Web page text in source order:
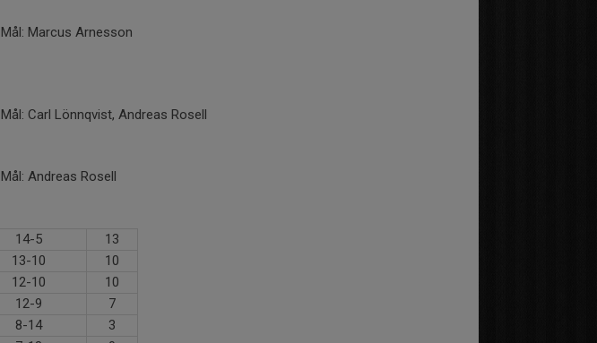
Mål: Marcus Arnesson
Mål: Carl Lönnqvist, Andreas Rosell
Mål: Andreas Rosell
14-5
13
13-10
10
12-10
10
12-9
7
8-14
3